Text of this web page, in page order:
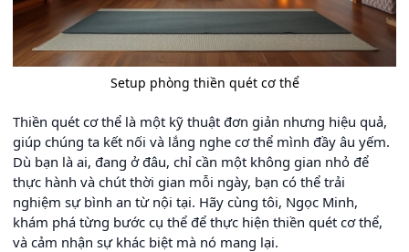
Setup phòng thiền quét cơ thể
Thiền quét cơ thể là một kỹ thuật đơn giản nhưng hiệu quả,
giúp chúng ta kết nối và lắng nghe cơ thể mình đầy âu yếm.
Dù bạn là ai, đang ở đâu, chỉ cần một không gian nhỏ để
thực hành và chút thời gian mỗi ngày, bạn có thể trải
nghiệm sự bình an từ nội tại. Hãy cùng tôi, Ngọc Minh,
khám phá từng bước cụ thể để thực hiện thiền quét cơ thể,
và cảm nhận sự khác biệt mà nó mang lại.